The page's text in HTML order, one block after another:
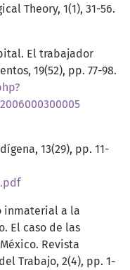
Theory, 1(1), 31-56.
El trabajador
19(52), pp. 77-98.
13(29), pp. 11-
inmaterial a la
El caso de las
Revista
Trabajo, 2(4), pp. 1-